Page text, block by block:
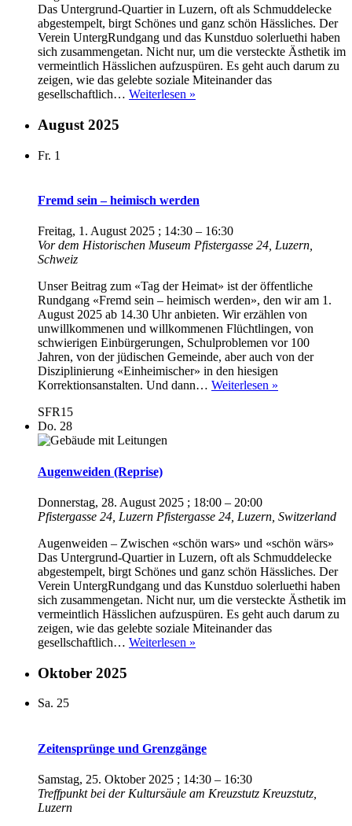
Das Untergrund-Quartier in Luzern, oft als Schmuddelecke
abgestempelt, birgt Schönes und ganz schön Hässliches. Der
Verein UntergRundgang und das Kunstduo solerluethi haben
sich zusammengetan. Nicht nur, um die versteckte Ästhetik im
vermeintlich Hässlichen aufzuspüren. Es geht auch darum zu
zeigen, wie das gelebte soziale Miteinander das
gesellschaftlich… Weiterlesen »
August 2025
Fr. 1
Fremd sein – heimisch werden
Freitag, 1. August 2025 ; 14:30 – 16:30
Vor dem Historischen Museum Pfistergasse 24, Luzern,
Schweiz
Unser Beitrag zum «Tag der Heimat» ist der öffentliche
Rundgang «Fremd sein – heimisch werden», den wir am 1.
August 2025 ab 14.30 Uhr anbieten. Wir erzählen von
unwillkommenen und willkommenen Flüchtlingen, von
schwierigen Einbürgerungen, Schulproblemen vor 100
Jahren, von der jüdischen Gemeinde, aber auch von der
Disziplinierung «Einheimischer» in den hiesigen
Korrektionsanstalten. Und dann… Weiterlesen »
SFR15
Do. 28
Augenweiden (Reprise)
Donnerstag, 28. August 2025 ; 18:00 – 20:00
Pfistergasse 24, Luzern Pfistergasse 24, Luzern, Switzerland
Augenweiden – Zwischen «schön wars» und «schön wärs»
Das Untergrund-Quartier in Luzern, oft als Schmuddelecke
abgestempelt, birgt Schönes und ganz schön Hässliches. Der
Verein UntergRundgang und das Kunstduo solerluethi haben
sich zusammengetan. Nicht nur, um die versteckte Ästhetik im
vermeintlich Hässlichen aufzuspüren. Es geht auch darum zu
zeigen, wie das gelebte soziale Miteinander das
gesellschaftlich… Weiterlesen »
Oktober 2025
Sa. 25
Zeitensprünge und Grenzgänge
Samstag, 25. Oktober 2025 ; 14:30 – 16:30
Treffpunkt bei der Kultursäule am Kreuzstutz Kreuzstutz,
Luzern